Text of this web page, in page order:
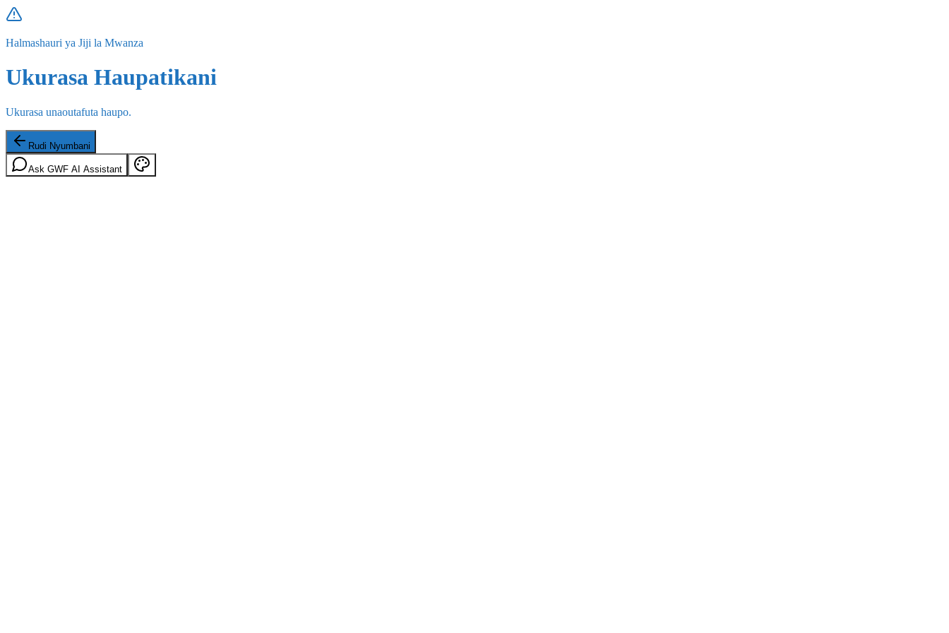
Halmashauri ya Jiji la Mwanza
Ukurasa Haupatikani
Ukurasa unaoutafuta haupo.
Rudi Nyumbani
Ask GWF AI Assistant